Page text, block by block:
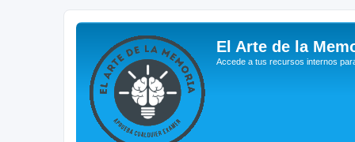
El Arte de la
Accede a tus recursos internos